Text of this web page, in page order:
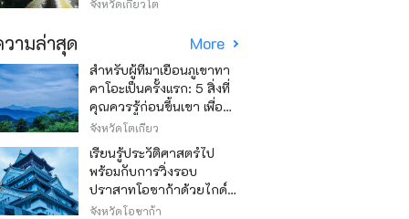
จังหวัดเกียวโต
ามล่าสุด More
สำหรับผู้ที่มาเยือนภูเขาทา
คาโอะเป็นครั้งแรก: 5 สิ่งที่
คุณควรรู้ก่อนขึ้นเขา เพื่อ
ให้การปีนเขาเป็นไปอย่าง
สนุกสนาน
จังหวัดโตเกียว
เรียนรู้ประวัติศาสตร์ไป
พร้อมกับการวิ่งรอบ
ปราสาทโอซาก้าด้วยไกด์
เสียง "วิ่ง วิ่ง เรียนรู้"
จังหวัดโอซาก้า